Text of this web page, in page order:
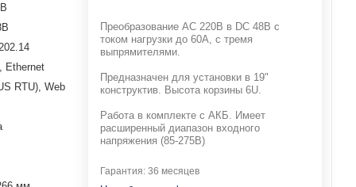
Ethernet
RTU), Web
Преобразование АС 220В в DC 48В с
током нагрузки до 60А, с тремя
выпрямителями.
Предназначен для установки в 19"
конструктив. Высота корзины 6U.
Работа в комплекте с АКБ. Имеет
расширенный диапазон входного
напряжения (85-275В)
Гарантия: 36 месяцев